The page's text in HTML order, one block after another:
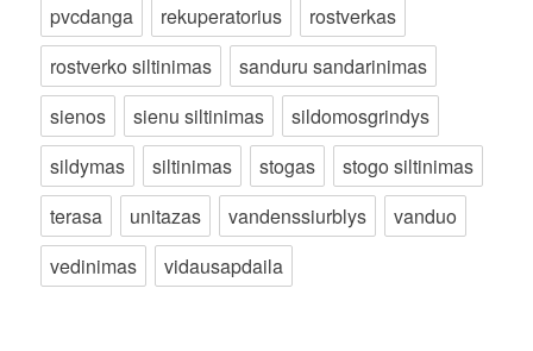
pvcdanga
rekuperatorius
rostverkas
rostverko siltinimas
sanduru sandarinimas
sienos
sienu siltinimas
sildomosgrindys
sildymas
siltinimas stogas
stogo siltinimas
terasa
unitazas vandenssiurblys
vanduo
vedinimas
vidausapdaila